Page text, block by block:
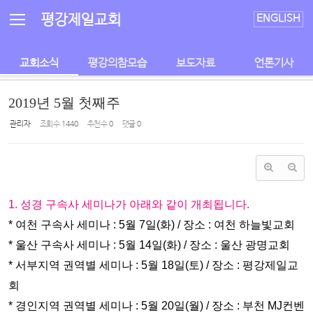
평강제일교회 ENGLISH
교회소식 평강의참모습 보도자료 언론기사
2019년 5월 첫째주
관리자 조회 수 1440 추천 수0 댓글0
1. 성경 구속사 세미나가 아래와 같이 개최됩니다.
* 여천 구속사 세미나 : 5월 7일(화) / 장소 : 여천 하늘빛교회
* 울산 구속사 세미나 : 5월 14일(화) / 장소 : 울산 광명교회
* 서부지역 권역별 세미나 : 5월 18일(토) / 장소 : 평강제일교
회
* 경인지역 권역별 세미나 : 5월 20일(월) / 장소 : 부천 MJ컨벤